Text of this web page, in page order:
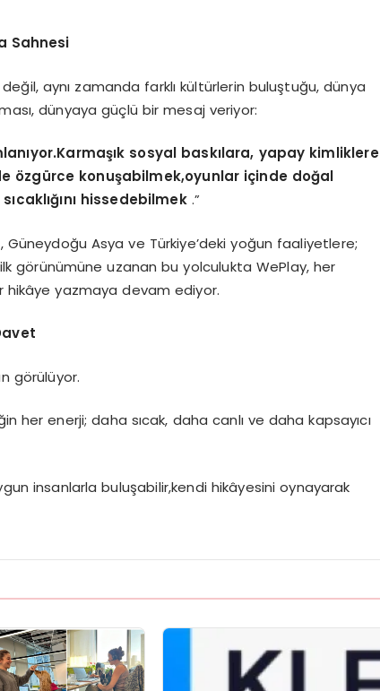
Sahnesi
aynı zamanda farklı kültürlerin buluştuğu, dünya
dünyaya güçlü bir mesaj veriyor:
sosyal baskılara, yapay kimliklere
özgürce konuşabilmek,oyunlar içinde doğal
hissedebilmek .”
Asya ve Türkiye’deki yoğun faaliyetlere;
görünümüne uzanan bu yolculukta WePlay, her
hikâye yazmaya devam ediyor.
görülüyor.
her enerji; daha sıcak, daha canlı ve daha kapsayıcı
insanlarla buluşabilir,kendi hikâyesini oynayarak